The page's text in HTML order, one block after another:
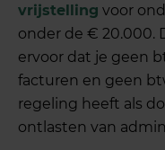
vrijstelling voor
onder de € 20.000.
ervoor dat je geen
facturen en geen
regeling heeft als
ontlasten van